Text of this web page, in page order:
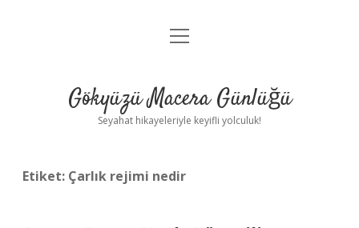
Anasayfa
Yasal Uyarı
menüyü
Gökyüzü Macera Günlüğü
Seyahat hikayeleriyle keyifli yolculuk!
Etiket: Çarlık rejimi nedir